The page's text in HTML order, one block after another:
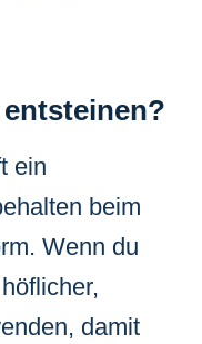
ein
beim
Wenn du
damit